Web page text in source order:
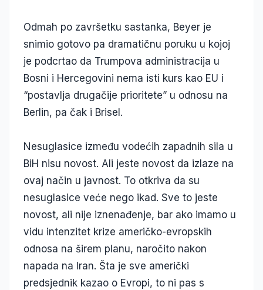
Odmah po završetku sastanka, Beyer je
snimio gotovo pa dramatičnu poruku u kojoj
je podcrtao da Trumpova administracija u
Bosni i Hercegovini nema isti kurs kao EU i
“postavlja drugačije prioritete” u odnosu na
Berlin, pa čak i Brisel.
Nesuglasice između vodećih zapadnih sila u
BiH nisu novost. Ali jeste novost da izlaze na
ovaj način u javnost. To otkriva da su
nesuglasice veće nego ikad. Sve to jeste
novost, ali nije iznenađenje, bar ako imamo u
vidu intenzitet krize američko-evropskih
odnosa na širem planu, naročito nakon
napada na Iran. Šta je sve američki
predsjednik kazao o Evropi, to ni pas s